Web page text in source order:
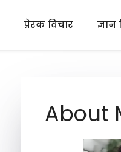
प्रेरक विचार ज्ञान
About